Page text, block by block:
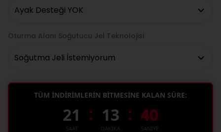
Oturma Alanı Soğutucu Jel Teknolojisi
TÜM İNDİRİMLERİN BİTMESİNE KALAN SÜRE:
21
SAAT
: 13
DAKİKA
: 39
SANİYE